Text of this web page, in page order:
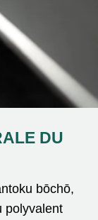
DU
bōchō,
polyvalent